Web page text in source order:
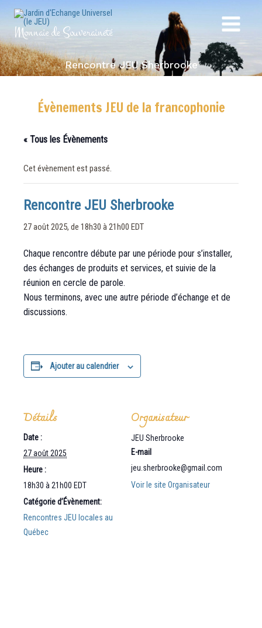
Aller
contenuMonnaie de Souveraineté
Main
Menu
Rencontre JEU Sherbrooke
Évènements JEU de la francophonie
« Tous les Évènements
Cet évènement est passé.
Rencontre JEU Sherbrooke
27 août 2025, de 18h30 à21h00 EDT
Chaque rencontre débute par une période pour s’installer,
des échanges de produits et services, et suivie de la
réunion en cercle de parole.
Nous terminons, avec une autre période d’échange et de
discussions.
Ajouter au calendrier
Détails
Date :
27 août 2025
Heure :
18h30 à 21h00 EDT
Catégorie d’Évènement:
Rencontres JEU locales au
Québec
Organisateur
JEU Sherbrooke
E-mail
jeu.sherbrooke@gmail.com
Voir le site Organisateur